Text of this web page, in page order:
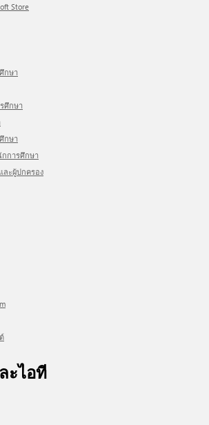
Store
กษา
รศึกษา
กษา
การศึกษา
ละผู้ปกครอง
ะไอที